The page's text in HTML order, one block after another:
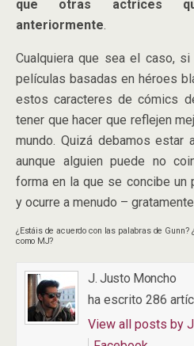
que otras actrices
anteriormente.
Cualquiera que sea el caso,
películas basadas en héroes
estos caracteres de cómics
tener que hacer que reflejen
mundo. Quizá debamos estar
aunque alguien puede no
forma en la que se concibe un
y ocurre a menudo –
¿Estáis de acuerdo con las palabras de Gunn?
como MJ?
J. Justo Moncho
ha escrito 286
View all posts by